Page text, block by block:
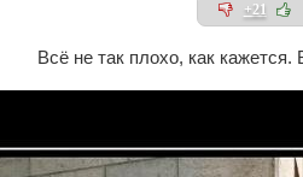
+21
Всё не так плохо, как